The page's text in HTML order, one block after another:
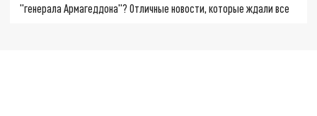
"генерала Армагеддона"? Отличные новости, которые ждали все